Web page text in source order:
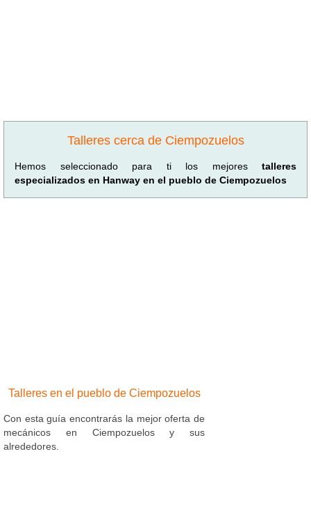
Talleres cerca de Ciempozuelos
Hemos seleccionado para ti los mejores talleres
especializados en Hanway en el pueblo de Ciempozuelos
Talleres en el pueblo de Ciempozuelos
Con esta guía encontrarás la mejor oferta de
mecánicos en Ciempozuelos y sus
alrededores.